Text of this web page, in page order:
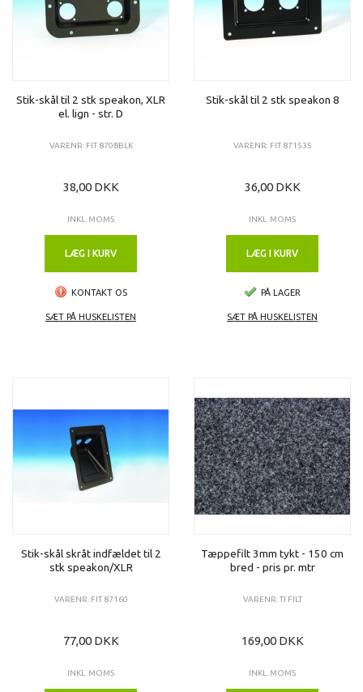
Stik-skål til 2 stk speakon, XLR
el. lign - str. D
VARENR: FIT 8708BLK
38,00 DKK
INKL. MOMS
LÆG I KURV
KONTAKT OS
SÆT PÅ HUSKELISTEN
Stik-skål til 2 stk speakon 8
VARENR: FIT 87153S
36,00 DKK
INKL. MOMS
LÆG I KURV
PÅ LAGER
SÆT PÅ HUSKELISTEN
Stik-skål skråt indfældet til 2
stk speakon/XLR
VARENR: FIT 87160
77,00 DKK
INKL. MOMS
Tæppefilt 3mm tykt - 150 cm
bred - pris pr. mtr
VARENR: TI FILT
169,00 DKK
INKL. MOMS